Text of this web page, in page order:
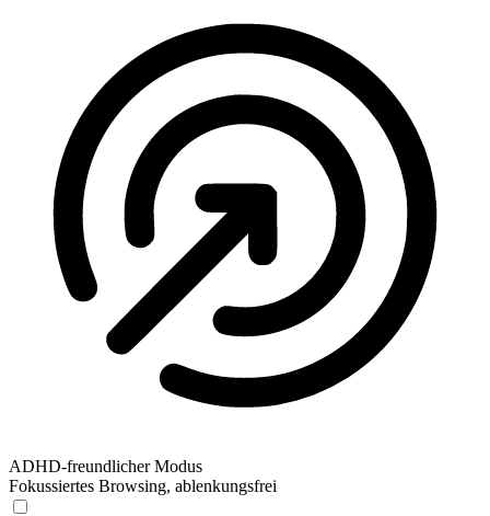
ADHD-freundlicher Modus
Fokussiertes Browsing, ablenkungsfrei